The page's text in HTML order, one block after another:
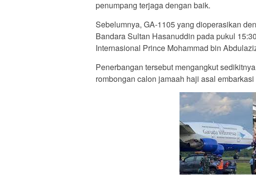
penumpang terjaga dengan baik.
Sebelumnya, GA-1105 yang dioperasikan
Bandara Sultan Hasanuddin pada pukul
Internasional Prince Mohammad bin
Penerbangan tersebut mengangkut
rombongan calon jamaah haji asal